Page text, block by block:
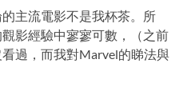
主流電影不是我杯茶。所
影經驗中寥寥可數，（之前
看過，而我對Marvel的睇法與